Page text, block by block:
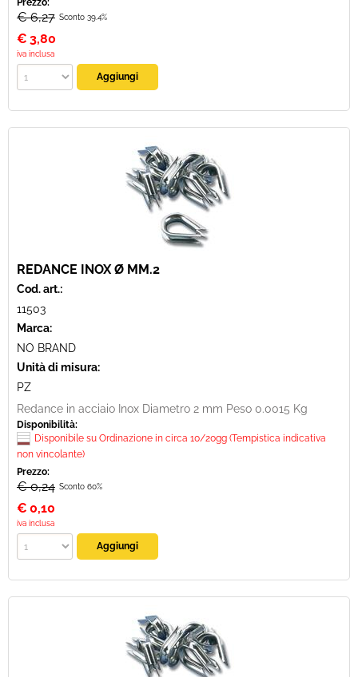
Prezzo:
€ 6,27 Sconto 39.4%
€ 3,80
iva inclusa
REDANCE INOX Ø MM.2
Cod. art.:
11503
Marca:
NO BRAND
Unità di misura:
PZ
Redance in acciaio Inox Diametro 2 mm Peso 0.0015 Kg
Disponibilità:
Disponibile su Ordinazione in circa 10/20gg (Tempistica indicativa
non vincolante)
Prezzo:
€ 0,24 Sconto 60%
€ 0,10
iva inclusa